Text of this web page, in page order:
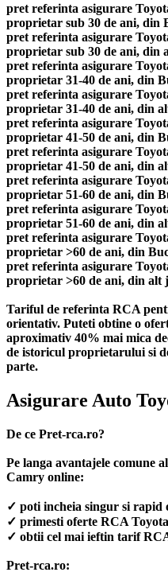
pret referinta asigurare
proprietar sub 30 de ani, din
pret referinta asigurare
proprietar sub 30 de ani, din
pret referinta asigurare
proprietar 31-40 de ani, din
pret referinta asigurare
proprietar 31-40 de ani, din
pret referinta asigurare
proprietar 41-50 de ani, din
pret referinta asigurare
proprietar 41-50 de ani, din
pret referinta asigurare
proprietar 51-60 de ani, din
pret referinta asigurare
proprietar 51-60 de ani, din
pret referinta asigurare
proprietar >60 de ani, din
pret referinta asigurare
proprietar >60 de ani, din alt
Tariful de referinta RCA
orientativ. Puteti obtine o
aproximativ 40% mai mica
de istoricul proprietarului si
parte.
Asigurare Auto
De ce Pret-rca.ro?
Pe langa avantajele comune
Camry online:
✓ poti incheia singur si rapid
✓ primesti oferte RCA
✓ obtii cel mai ieftin tarif
Pret-rca.ro: